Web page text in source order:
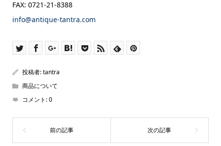
FAX: 0721-21-8388
info@antique-tantra.com
投稿者:tantra
商品について
コメント:0